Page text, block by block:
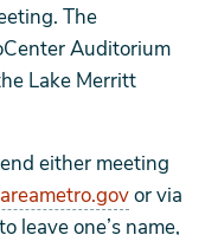
The
Auditorium
Lake Merritt
either meeting
or via
leave one’s name,